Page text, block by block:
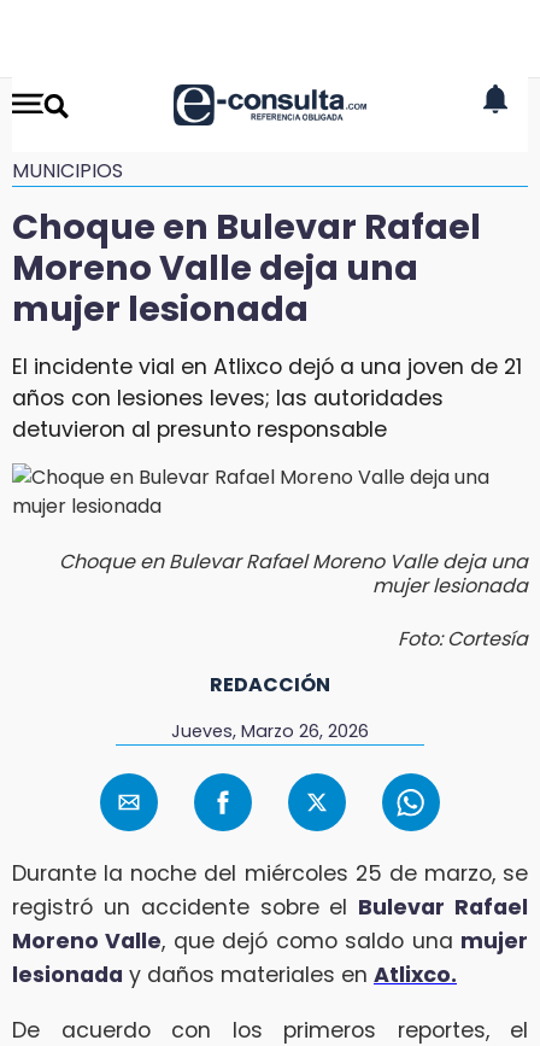
MUNICIPIOS
Choque en Bulevar Rafael
Moreno Valle deja una
mujer lesionada
El incidente vial en Atlixco dejó a una joven de 21
años con lesiones leves; las autoridades
detuvieron al presunto responsable
Choque en Bulevar Rafael Moreno Valle deja una
mujer lesionada
Foto: Cortesía
REDACCIÓN
Jueves, Marzo 26, 2026
Durante la noche del miércoles 25 de marzo, se
registró un accidente sobre el Bulevar Rafael
Moreno Valle, que dejó como saldo una mujer
lesionada y daños materiales en Atlixco.
De acuerdo con los primeros reportes, el